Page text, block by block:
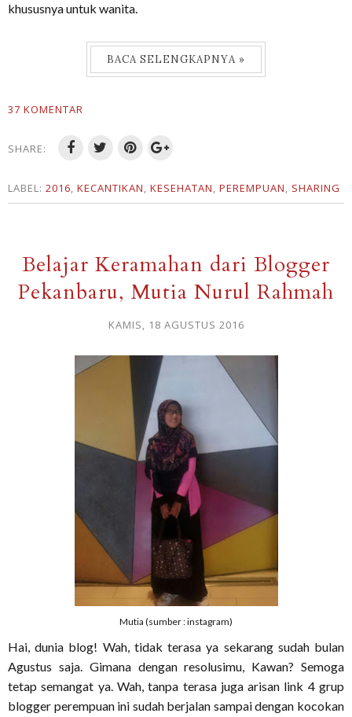
khususnya untuk wanita.
BACA SELENGKAPNYA »
37 KOMENTAR
SHARE:
LABEL: 2016, KECANTIKAN, KESEHATAN, PEREMPUAN, SHARING
Belajar Keramahan dari Blogger
Pekanbaru, Mutia Nurul Rahmah
KAMIS, 18 AGUSTUS 2016
Mutia (sumber : instagram)
Hai, dunia blog! Wah, tidak terasa ya sekarang sudah bulan
Agustus saja. Gimana dengan resolusimu, Kawan? Semoga
tetap semangat ya. Wah, tanpa terasa juga arisan link 4 grup
blogger perempuan ini sudah berjalan sampai dengan kocokan